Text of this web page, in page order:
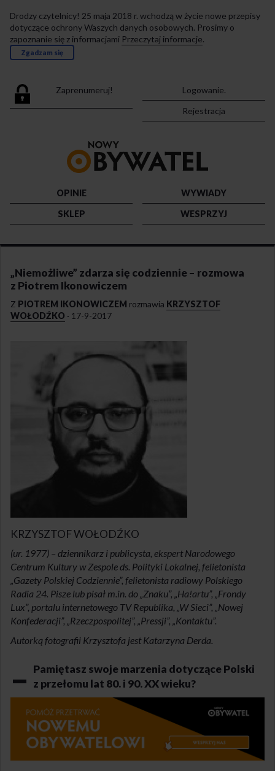
Drodzy czytelnicy! 25 maja 2018 r. wchodzą w życie nowe przepisy
dotyczące ochrony Waszych danych osobowych. Prosimy o
zapoznanie się z informacjami Przeczytaj informacje.
Zgadzam się
Zaprenumeruj!
Logowanie.
Rejestracja
strony
OPINIE
WYWIADY
SKLEP
WESPRZYJ
„Niemożliwe” zdarza się codziennie – rozmowa
z Piotrem Ikonowiczem
Z PIOTREM IKONOWICZEM rozmawia KRZYSZTOF
WOŁODŹKO · 17-9-2017
KRZYSZTOF WOŁODŹKO
(ur. 1977) – dziennikarz i publicysta, ekspert Narodowego
Centrum Kultury w Zespole ds. Polityki Lokalnej, felietonista
„Gazety Polskiej Codziennie”, felietonista radiowy Polskiego
Radia 24. Pisze lub pisał m.in. do „Znaku”, „Ha!artu”, „Frondy
Lux”, portalu internetowego TV Republika, „W Sieci”, „Nowej
Konfederacji”, „Rzeczpospolitej”, „Pressji”, „Kontaktu”.
Autorką fotografii Krzysztofa jest Katarzyna Derda.
– Pamiętasz swoje marzenia dotyczące Polski
z przełomu lat 80. i 90. XX wieku?